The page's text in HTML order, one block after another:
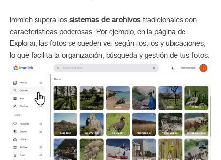
immich supera los sistemas de archivostradicionales con
características poderosas. Por ejemplo, en la página de
Explorar, las fotos se pueden ver según rostros y ubicaciones,
lo que facilita la organización, búsqueda y gestión de tus fotos.